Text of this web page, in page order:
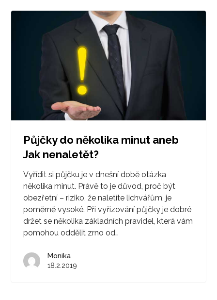
Půjčky do několika minut aneb
Jak nenaletět?
Vyřídit si půjčku je v dnešní době otázka
několika minut. Právě to je důvod, proč být
obezřetní – riziko, že naletíte lichvářům, je
poměrně vysoké. Při vyřizování půjčky je dobré
držet se několika základních pravidel, která vám
pomohou oddělit zrno od…
Monika
18.2.2019